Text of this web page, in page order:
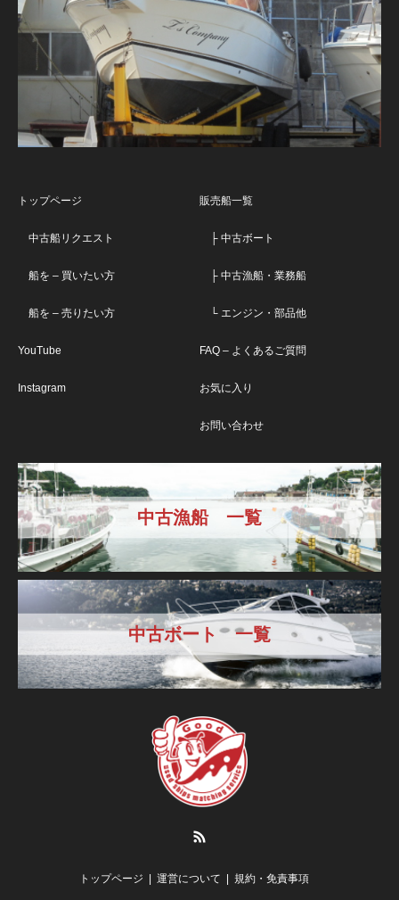
トップページ
中古船リクエスト
船を – 買いたい方
船を – 売りたい方
YouTube
Instagram
販売船一覧
├ 中古ボート
├ 中古漁船・業務船
└ エンジン・部品他
FAQ – よくあるご質問
お気に入り
お問い合わせ
中古漁船 一覧
中古ボート 一覧
トップページ 運営について 規約・免責事項